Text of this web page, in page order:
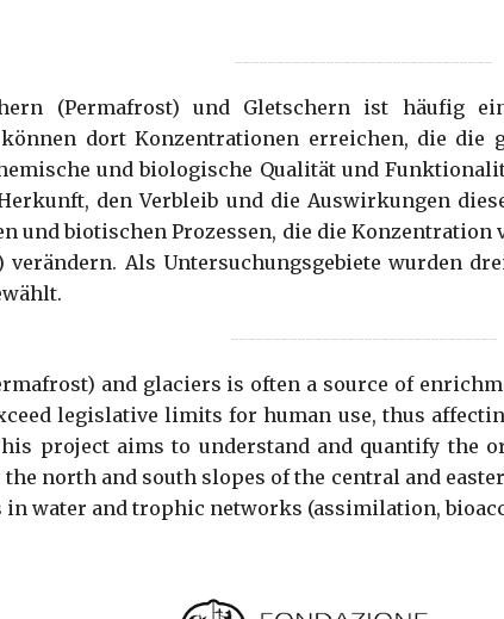
-------------------------------
(Permafrost) und Gletschern ist häufig
können dort Konzentrationen erreichen, die
und biologische Qualität und
den Verbleib und die Auswirkungen
und biotischen Prozessen, die die
Als Untersuchungsgebiete wurden
--------------------------------
and glaciers is often a source of
legislative limits for human use, thus
project aims to understand and quantify the
north and south slopes of the central and
water and trophic networks (assimilation,